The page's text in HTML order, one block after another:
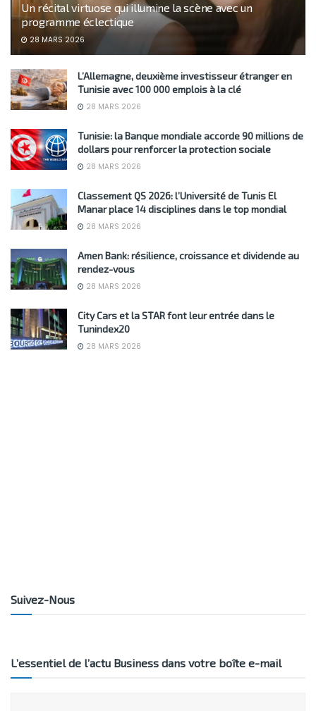
Un récital virtuose qui illumine la scène avec un
programme éclectique
28 MARS 2026
L’Allemagne, deuxième investisseur étranger en
Tunisie avec 100 000 emplois à la clé
28 MARS 2026
Tunisie: la Banque mondiale accorde 90 millions de
dollars pour renforcer la protection sociale
28 MARS 2026
Classement QS 2026: l’Université de Tunis El
Manar place 14 disciplines dans le top mondial
28 MARS 2026
Amen Bank: résilience, croissance et dividende au
rendez-vous
28 MARS 2026
City Cars et la STAR font leur entrée dans le
Tunindex20
28 MARS 2026
Suivez-Nous
L’essentiel de l’actu Business dans votre boîte e-mail